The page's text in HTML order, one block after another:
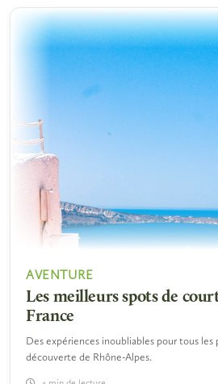
AVENTURE
Les meilleurs spots de
France
Des expériences inoubliables pour tous les
découverte de Rhône-Alpes.